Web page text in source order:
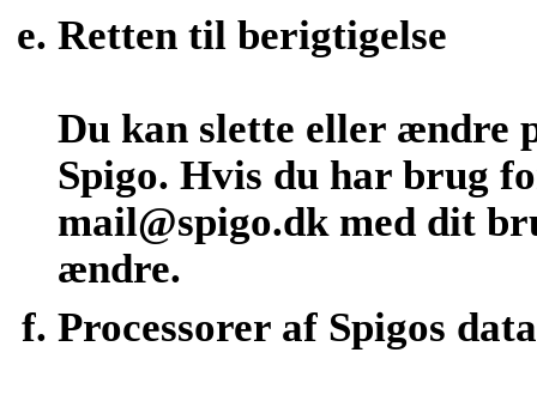
Retten til berigtigelse
Du kan slette eller ændre
Spigo. Hvis du har brug
mail@spigo.dk med dit
ændre.
Processorer af Spigos data